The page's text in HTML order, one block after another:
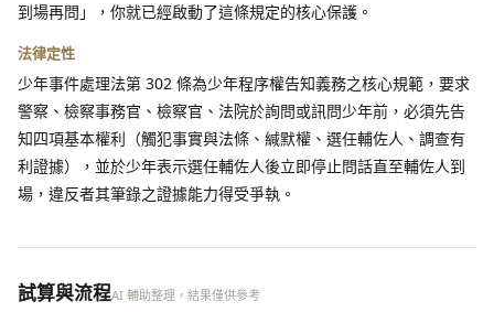
到場再問」，你就已經啟動了這條規定的核心保護。
法律定性
少年事件處理法第 302 條為少年程序權告知義務之核心規範，要求
警察、檢察事務官、檢察官、法院於詢問或訊問少年前，必須先告
知四項基本權利（觸犯事實與法條、緘默權、選任輔佐人、調查有
利證據），並於少年表示選任輔佐人後立即停止問話直至輔佐人到
場，違反者其筆錄之證據能力得受爭執。
試算與流程AI 輔助整理，結果僅供參考